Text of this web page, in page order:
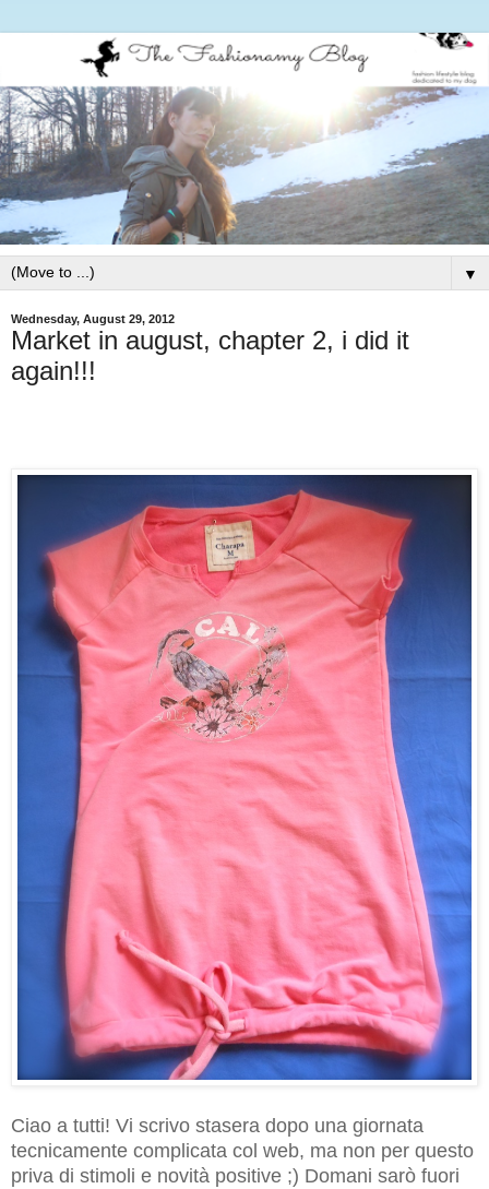
▼
Wednesday, August 29, 2012
Market in august, chapter 2, i did it
again!!!
Ciao a tutti! Vi scrivo stasera dopo una giornata
tecnicamente complicata col web, ma non per questo
priva di stimoli e novità positive ;) Domani sarò fuori